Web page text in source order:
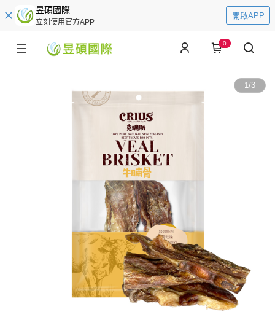
昱碩國際
立刻使用官方APP
開啟APP
0
1/3